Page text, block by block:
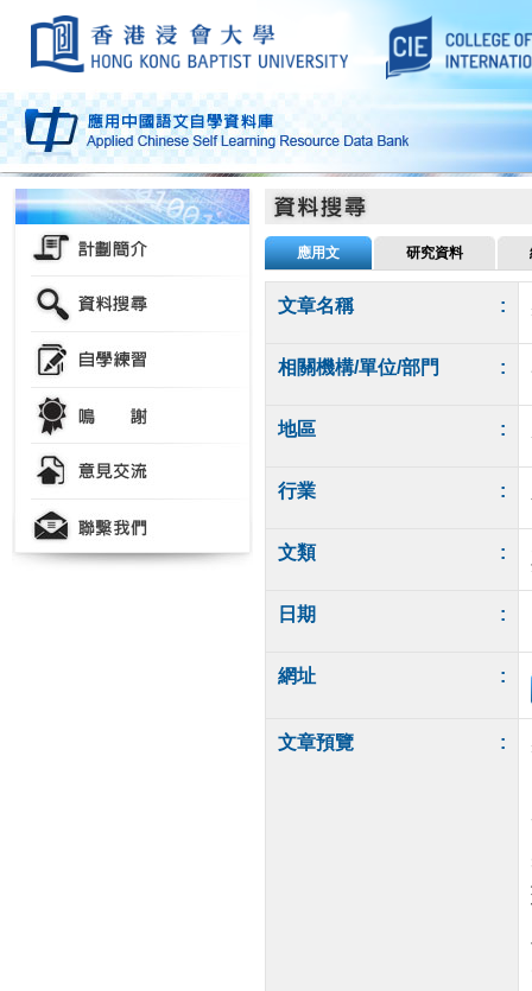
應用文 研究資料
文章名稱 :
相關機構/單位/部門 :
地區 :
行業 :
文類 :
日期 :
網址 :
文章預覽 :